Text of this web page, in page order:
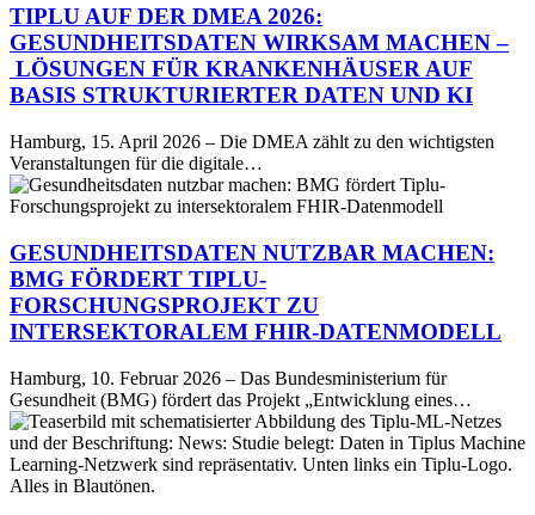
2026:
Gesundheitsdaten
wirksam
machen
–
für
Krankenhäuser
auf
Basis
Daten
und
KI
TIPLU AUF DER DMEA 2026:
GESUNDHEITSDATEN WIRKSAM MACHEN –
LÖSUNGEN FÜR KRANKENHÄUSER AUF
BASIS STRUKTURIERTER DATEN UND KI
Hamburg, 15. April 2026 – Die DMEA zählt zu den wichtigsten
Veranstaltungen für die digitale…
Gesundheitsdaten
nutzbar
BMG
fördert
Tiplu-
Forschungsprojekt
zu
FHIR-
Datenmodell
GESUNDHEITSDATEN NUTZBAR MACHEN:
BMG FÖRDERT TIPLU-
FORSCHUNGSPROJEKT ZU
INTERSEKTORALEM FHIR-DATENMODELL
Hamburg, 10. Februar 2026 – Das Bundesministerium für
Gesundheit (BMG) fördert das Projekt „Entwicklung eines…
Studie
belegt
Repräsentativität
der